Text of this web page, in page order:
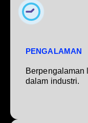
PENGALAMAN
Berpengalaman
dalam industri.